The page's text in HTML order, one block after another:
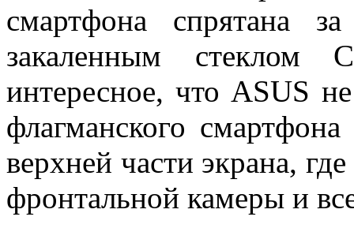
смартфона спрятана
закаленным стеклом
интересное, что ASUS
флагманского
верхней части экрана,
фронтальной камеры и